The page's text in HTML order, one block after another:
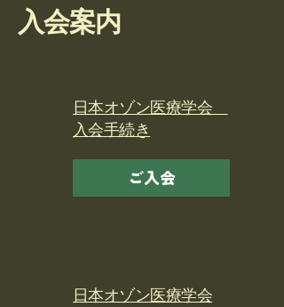
入会案内
日本オゾン医療学会
入会手続き
ご入会
日本オゾン医療学会